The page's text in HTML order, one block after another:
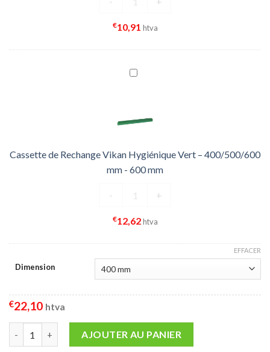
€10,91 htva
Cassette de Rechange Vikan Hygiénique Vert – 400/500/600
mm - 600 mm
- +
€12,62 htva
Dimension
EFFACER
€22,10 htva
AJOUTER AU PANIER